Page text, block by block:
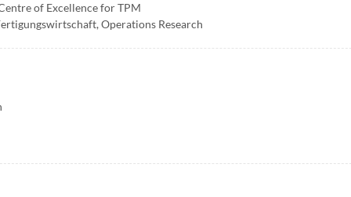
of Excellence for TPM
Operations Research